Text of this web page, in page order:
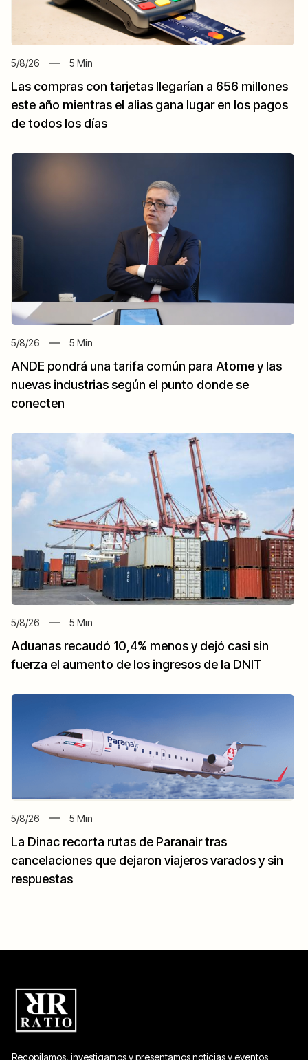
5/8/26 5 Min
Las compras con tarjetas llegarían a 656 millones
este año mientras el alias gana lugar en los pagos
de todos los días
5/8/26 5 Min
ANDE pondrá una tarifa común para Atome y las
nuevas industrias según el punto donde se
conecten
5/8/26 5 Min
Aduanas recaudó 10,4% menos y dejó casi sin
fuerza el aumento de los ingresos de la DNIT
5/8/26 5 Min
La Dinac recorta rutas de Paranair tras
cancelaciones que dejaron viajeros varados y sin
respuestas
Recopilamos, investigamos y presentamos noticias y eventos